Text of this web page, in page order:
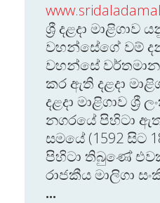
ශ්‍රී දළදා මාළිගාව
වහන්සේගේ වම්
වහන්සේ
කර ඇති දළදා
දළදා මාළිගාව ශ්‍රී
නගරයේ පිහිටා
සමයේ (1592 සිට
පිහිටා තිබුණේ
රාජකීය මාලිගා
...